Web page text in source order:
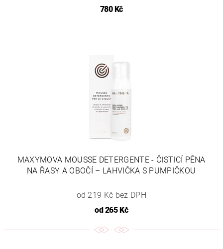
780 Kč
MAXYMOVA MOUSSE DETERGENTE - ČISTICÍ PĚNA
NA ŘASY A OBOČÍ – LAHVIČKA S PUMPIČKOU
od 219 Kč bez DPH
od 265 Kč